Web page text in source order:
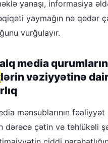
yanaşı, informasiya
yaymağın nə qədər
vurğulayır.
media
lərin vəziyyətinə
mənsublarının fəaliyyət
dərəcə çətin və təhlükəli